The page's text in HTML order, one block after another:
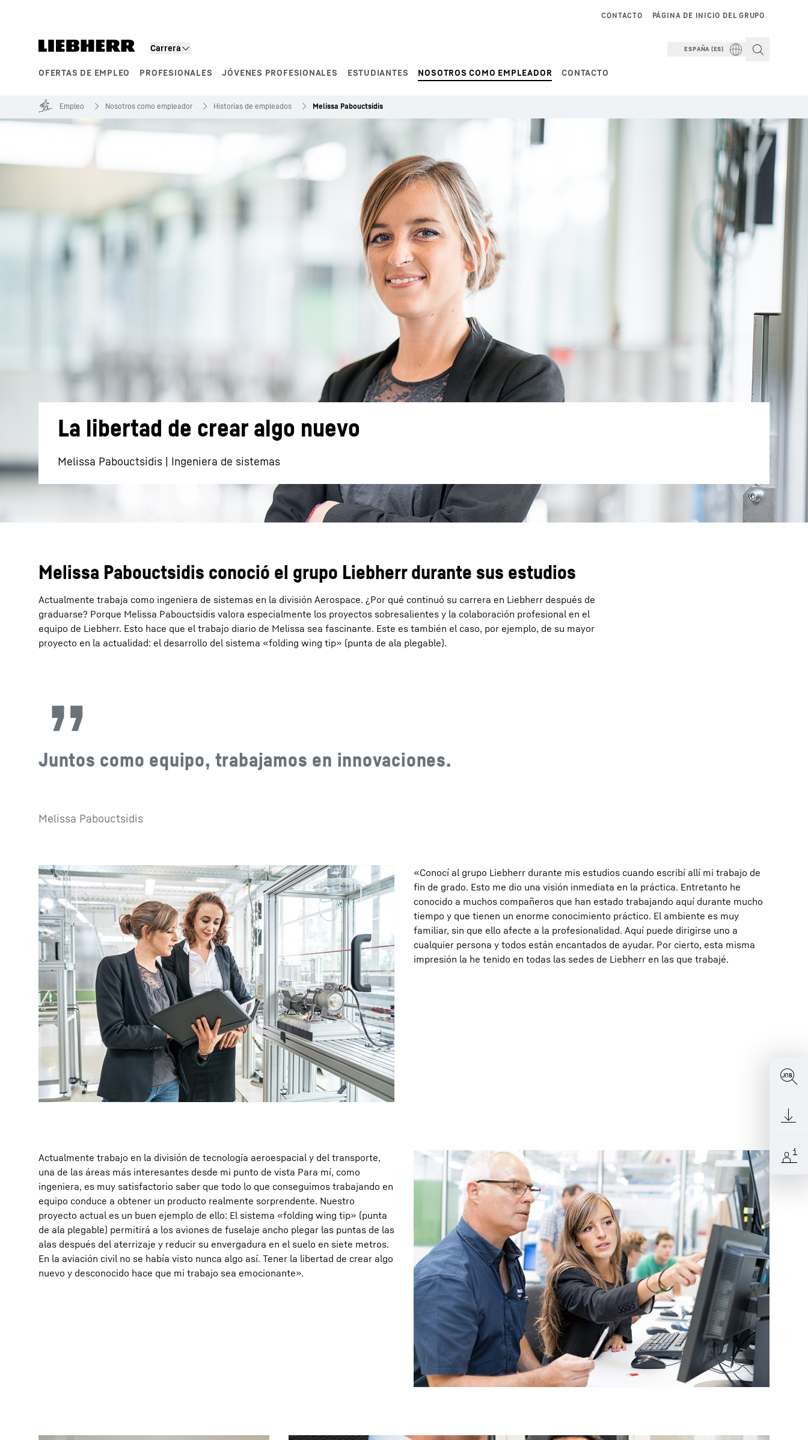
Carrera
OFERTAS DE EMPLEO PROFESIONALES JÓVENES PROFESIONALES ESTUDIANTES NOSOTROS COMO EMPLEADOR CONTACTO
PÁGINA DE INICIO DEL GRUPO
CONTACTO
ESPAÑA (ES)
Más información acerca de la sociedad Carreras en Liebherr
Empleo Nosotros como empleador Historias de empleados Melissa Pabouctsidis
La libertad de crear algo nuevo
Melissa Pabouctsidis | Ingeniera de sistemas
Melissa Pabouctsidis conoció el grupo Liebherr durante sus estudios
Actualmente trabaja como ingeniera de sistemas en la división Aerospace. ¿Por qué continuó su carrera en Liebherr después de
graduarse? Porque Melissa Pabouctsidis valora especialmente los proyectos sobresalientes y la colaboración profesional en el
equipo de Liebherr. Esto hace que el trabajo diario de Melissa sea fascinante. Este es también el caso, por ejemplo, de su mayor
proyecto en la actualidad: el desarrollo del sistema «folding wing tip» (punta de ala plegable).
Juntos como equipo, trabajamos en innovaciones.
Melissa Pabouctsidis
«Conocí al grupo Liebherr durante mis estudios cuando escribí allí mi trabajo de
fin de grado. Esto me dio una visión inmediata en la práctica. Entretanto he
conocido a muchos compañeros que han estado trabajando aquí durante mucho
tiempo y que tienen un enorme conocimiento práctico. El ambiente es muy
familiar, sin que ello afecte a la profesionalidad. Aquí puede dirigirse uno a
cualquier persona y todos están encantados de ayudar. Por cierto, esta misma
impresión la he tenido en todas las sedes de Liebherr en las que trabajé.
Actualmente trabajo en la división de tecnología aeroespacial y del transporte,
una de las áreas más interesantes desde mi punto de vista Para mí, como
ingeniera, es muy satisfactorio saber que todo lo que conseguimos trabajando en
equipo conduce a obtener un producto realmente sorprendente. Nuestro
proyecto actual es un buen ejemplo de ello: El sistema «folding wing tip» (punta
de ala plegable) permitirá a los aviones de fuselaje ancho plegar las puntas de las
alas después del aterrizaje y reducir su envergadura en el suelo en siete metros.
En la aviación civil no se había visto nunca algo así. Tener la libertad de crear algo
nuevo y desconocido hace que mi trabajo sea emocionante».